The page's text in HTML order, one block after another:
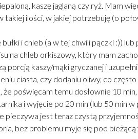
kaszę jaglaną czy ryż. Mam
takiej ilości, w jakiej potrzebuję (o
i chleb (a w tej chwili pączki :))
na chleb orkiszowy, który mam
porcją kaszy/mąki gryczanej i
ciasta, czy dodaniu oliwy, co
poświęcam temu dosłownie 10
i wyjęcie po 20 min (lub 50 min
pieczywa jest teraz czystą
bez problemu myje się pod